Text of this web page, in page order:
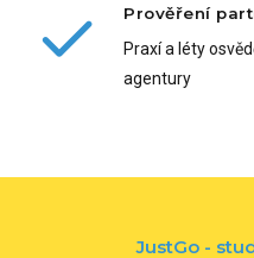
Prověření
Praxí a léty
agentury
JustGo -